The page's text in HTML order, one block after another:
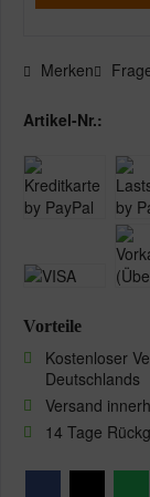
Merken
Artikel-Nr.:
Vorteile
Kostenloser
Deutschlands
Versand
14 Tage